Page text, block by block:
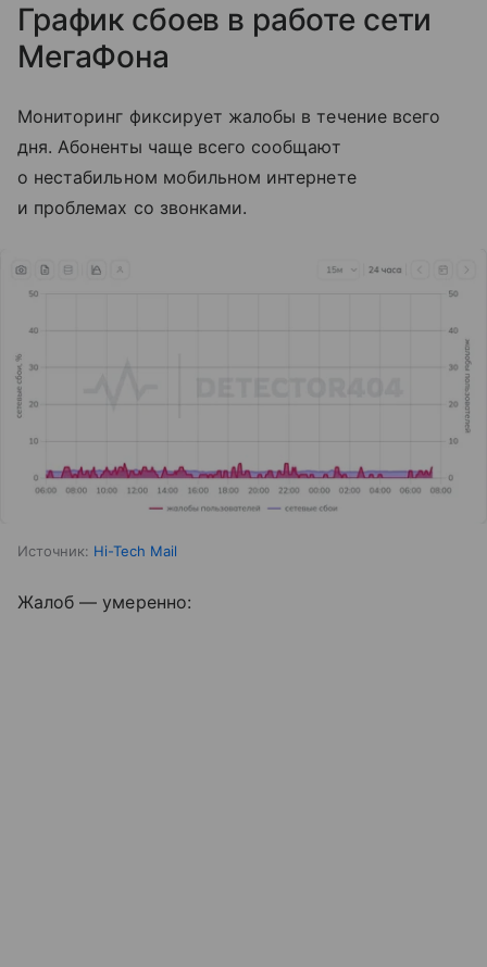
График сбоев в работе сети
МегаФона
Мониторинг фиксирует жалобы в течение всего
дня. Абоненты чаще всего сообщают
о нестабильном мобильном интернете
и проблемах со звонками.
Источник: Hi-Tech Mail
Жалоб — умеренно: